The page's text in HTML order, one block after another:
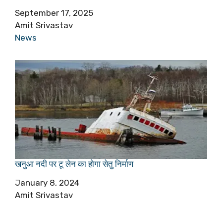
Date
September 17, 2025
Author
Amit Srivastav
In relation to
News
खनुआ नदी पर टू लेन का होगा सेतु निर्माण
Date
January 8, 2024
Author
Amit Srivastav